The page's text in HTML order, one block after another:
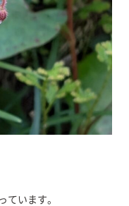
ています。